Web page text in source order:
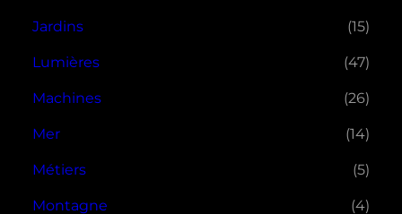
Jardins (15)
Lumières (47)
Machines (26)
Mer (14)
Métiers (5)
Montagne (4)